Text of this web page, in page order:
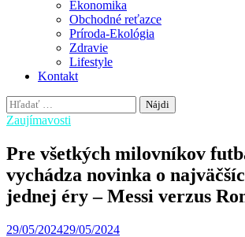
Ekonomika
Obchodné reťazce
Príroda-Ekológia
Zdravie
Lifestyle
Kontakt
Hľadať:
Zaujímavosti
Pre všetkých milovníkov
vychádza novinka o
jednej éry – Messi verzus
29/05/202429/05/2024